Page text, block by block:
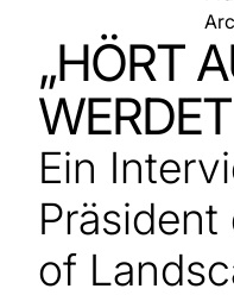
„HÖRT
Ein
of